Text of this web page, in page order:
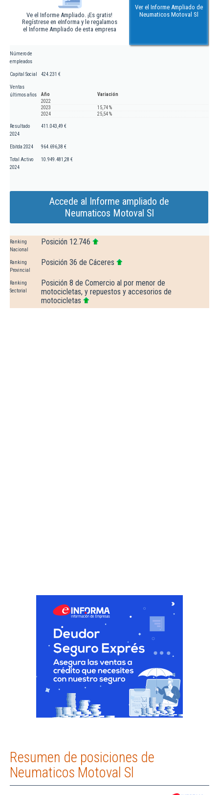
Ve el Informe Ampliado. ¡Es gratis!
Regístrese en eInforma y le regalamos
el Informe Ampliado de esta empresa
Ver el Informe Ampliado de
Neumaticos Motoval Sl
Número de
empleados
Capital Social 424.231 €
Ventas
últimos años
Año
Variación
2022
2023
15,74 %
2024
25,54 %
Resultado
2024
411.043,49 €
Ebitda 2024 964.696,38 €
Total Activo
2024
10.949.481,28 €
Accede al Informe ampliado de
Neumaticos Motoval Sl
Ranking
Nacional
Posición 12.746
Ranking
Provincial
Posición 36 de Cáceres
Ranking
Sectorial
Posición 8 de Comercio al por menor de
motocicletas, y repuestos y accesorios de
motocicletas
Resumen de posiciones de
Neumaticos Motoval Sl